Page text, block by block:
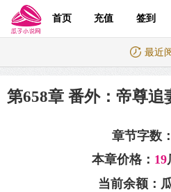
首页 充值 签到
最近
第658章 番外：帝尊追
章节字数：
本章价格： 19
当前余额：